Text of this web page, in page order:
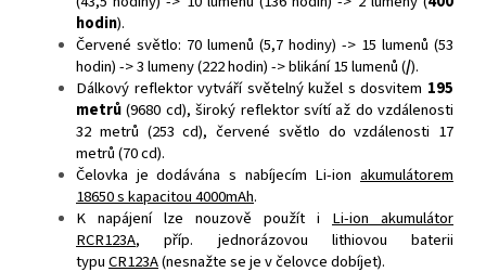
hodin).
Červené světlo: 70 lumenů (5,7 hodiny) -> 15 lumenů (53
hodin) -> 3 lumeny (222 hodin) -> blikání 15 lumenů (/).
Dálkový reflektor vytváří světelný kužel s dosvitem 195
metrů(9680 cd), široký reflektor svítí až do vzdálenosti
32 metrů (253 cd), červené světlo do vzdálenosti 17
metrů (70 cd).
Čelovka je dodávána s nabíjecím Li-ion akumulátorem
18650 s kapacitou 4000mAh.
K napájení lze nouzově použít i Li-ion akumulátor
RCR123A, příp. jednorázovou lithiovou baterii
typuCR123A(nesnažte se je v čelovce dobíjet).